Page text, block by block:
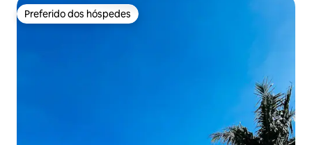
Preferido dos hóspedes
Preferido dos hóspedes